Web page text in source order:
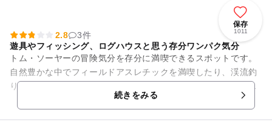
保存
1011
2.8
3件
遊具やフィッシング、ログハウスと思う存分ワンパク気分
トム・ソーヤーの冒険気分を存分に満喫できるスポットです。
自然豊かな中でフィールドアスレチックを満喫したり、渓流釣
りを体験したり、デイキャンプを楽しんだり…夏には浅瀬の川
で水遊びもできるので水着は...続きをみる